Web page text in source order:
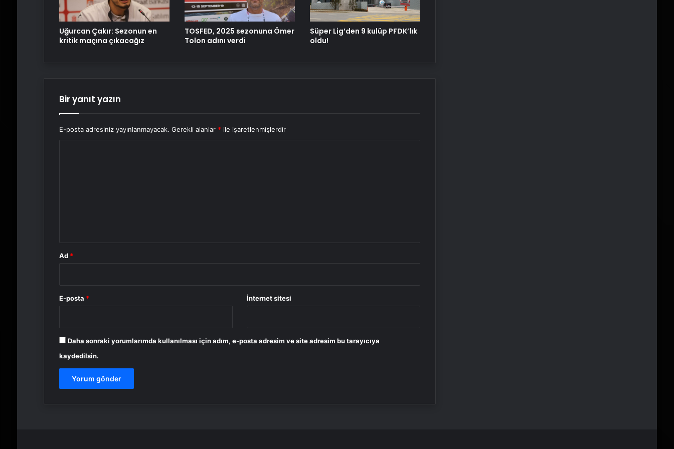
Uğurcan Çakır: Sezonun en
kritik maçına çıkacağız
TOSFED, 2025 sezonuna Ömer
Tolon adını verdi
Süper Lig’den 9 kulüp PFDK’lık
oldu!
Bir yanıt yazın
E-posta adresiniz yayınlanmayacak. Gerekli alanlar * ile işaretlenmişlerdir
Ad *
E-posta * İnternet sitesi
Daha sonraki yorumlarımda kullanılması için adım, e-posta adresim ve site adresim bu tarayıcıya
kaydedilsin.